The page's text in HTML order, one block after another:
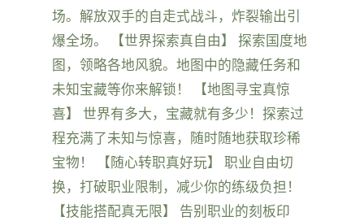
场。解放双手的自走式战斗，炸裂输出引
爆全场。 【世界探索真自由】 探索国度地
图，领略各地风貌。地图中的隐藏任务和
未知宝藏等你来解锁！ 【地图寻宝真惊
喜】 世界有多大，宝藏就有多少！探索过
程充满了未知与惊喜，随时随地获取珍稀
宝物！ 【随心转职真好玩】 职业自由切
换，打破职业限制，减少你的练级负担！
【技能搭配真无限】 告别职业的刻板印